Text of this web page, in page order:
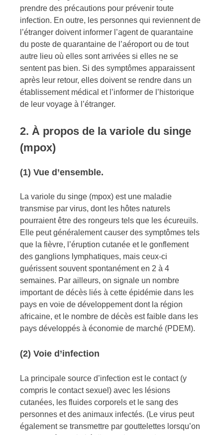
prendre des précautions pour prévenir toute
infection. En outre, les personnes qui reviennent de
l’étranger doivent informer l’agent de quarantaine
du poste de quarantaine de l’aéroport ou de tout
autre lieu où elles sont arrivées si elles ne se
sentent pas bien. Si des symptômes apparaissent
après leur retour, elles doivent se rendre dans un
établissement médical et l’informer de l’historique
de leur voyage à l’étranger.
2. À propos de la variole du singe
(mpox)
(1) Vue d’ensemble.
La variole du singe (mpox) est une maladie
transmise par virus, dont les hôtes naturels
pourraient être des rongeurs tels que les écureuils.
Elle peut généralement causer des symptômes tels
que la fièvre, l’éruption cutanée et le gonflement
des ganglions lymphatiques, mais ceux-ci
guérissent souvent spontanément en 2 à 4
semaines. Par ailleurs, on signale un nombre
important de décès liés à cette épidémie dans les
pays en voie de développement dont la région
africaine, et le nombre de décès est faible dans les
pays développés à économie de marché (PDEM).
(2) Voie d’infection
La principale source d’infection est le contact (y
compris le contact sexuel) avec les lésions
cutanées, les fluides corporels et le sang des
personnes et des animaux infectés. (Le virus peut
également se transmettre par gouttelettes lorsqu’on